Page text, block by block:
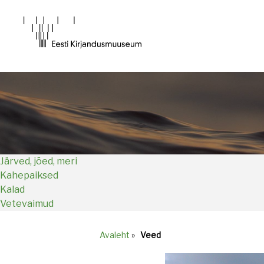
Main
Järved, jõed, meri
Kahepaiksed
Kalad
Vetevaimud
Avaleht » Veed